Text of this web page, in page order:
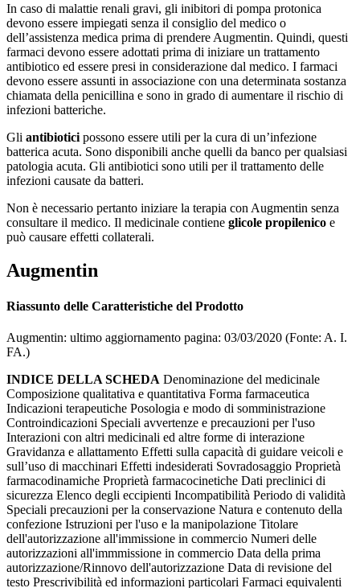
In caso di malattie renali gravi, gli inibitori di pompa protonica
devono essere impiegati senza il consiglio del medico o
dell’assistenza medica prima di prendere Augmentin. Quindi, questi
farmaci devono essere adottati prima di iniziare un trattamento
antibiotico ed essere presi in considerazione dal medico. I farmaci
devono essere assunti in associazione con una determinata sostanza
chiamata della penicillina e sono in grado di aumentare il rischio di
infezioni batteriche.
Gli antibiotici possono essere utili per la cura di un’infezione
batterica acuta. Sono disponibili anche quelli da banco per qualsiasi
patologia acuta. Gli antibiotici sono utili per il trattamento delle
infezioni causate da batteri.
Non è necessario pertanto iniziare la terapia con Augmentin senza
consultare il medico. Il medicinale contiene glicole propilenico e
può causare effetti collaterali.
Augmentin
Riassunto delle Caratteristiche del Prodotto
Augmentin: ultimo aggiornamento pagina: 03/03/2020 (Fonte: A. I.
FA.)
INDICE DELLA SCHEDA Denominazione del medicinale
Composizione qualitativa e quantitativa Forma farmaceutica
Indicazioni terapeutiche Posologia e modo di somministrazione
Controindicazioni Speciali avvertenze e precauzioni per l'uso
Interazioni con altri medicinali ed altre forme di interazione
Gravidanza e allattamento Effetti sulla capacità di guidare veicoli e
sull’uso di macchinari Effetti indesiderati Sovradosaggio Proprietà
farmacodinamiche Proprietà farmacocinetiche Dati preclinici di
sicurezza Elenco degli eccipienti Incompatibilità Periodo di validità
Speciali precauzioni per la conservazione Natura e contenuto della
confezione Istruzioni per l'uso e la manipolazione Titolare
dell'autorizzazione all'immissione in commercio Numeri delle
autorizzazioni all'immmissione in commercio Data della prima
autorizzazione/Rinnovo dell'autorizzazione Data di revisione del
testo Prescrivibilità ed informazioni particolari Farmaci equivalenti